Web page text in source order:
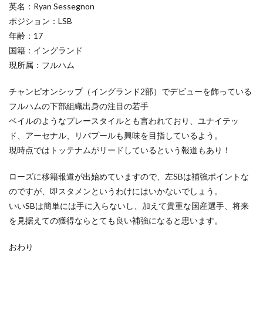
英名：Ryan Sessegnon
ポジション：LSB
年齢：17
国籍：イングランド
現所属：フルハム
チャンピオンシップ（イングランド2部）でデビューを飾っている
フルハムの下部組織出身の注目の若手
ベイルのようなプレースタイルとも言われており、ユナイテッ
ド、アーセナル、リバプールも興味を目指しているよう。
現時点ではトッテナムがリードしているという報道もあり！
ローズに移籍報道が出始めていますので、左SBは補強ポイントな
のですが、即スタメンというわけにはいかないでしょう。
いいSBは簡単には手に入らないし、加えて貴重な国産選手、将来
を見据えての獲得ならとても良い補強になると思います。
おわり